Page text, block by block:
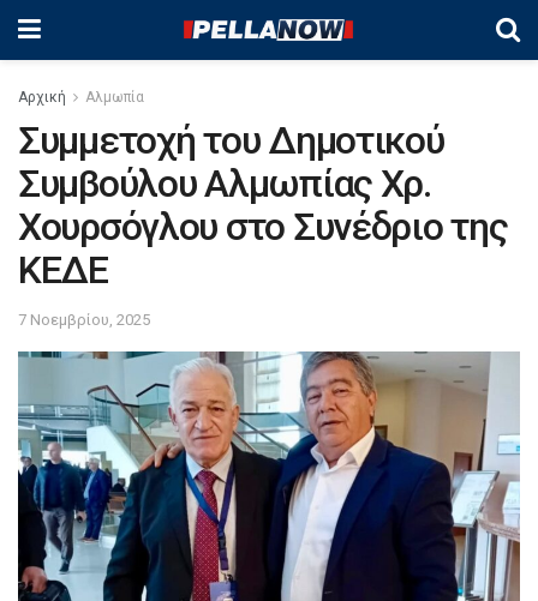
Αρχική Αλμωπία
Συμμετοχή του Δημοτικού
Συμβούλου Αλμωπίας Χρ.
Χουρσόγλου στο Συνέδριο της
ΚΕΔΕ
7 Νοεμβρίου, 2025